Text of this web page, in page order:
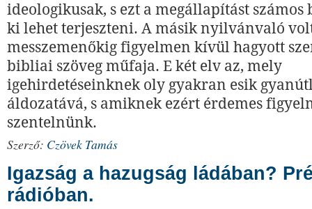
ideologikusak, s ezt a megállapítást
ki lehet terjeszteni. A másik nyilvánvaló
messzemenőkig figyelmen kívül hagyott
bibliai szöveg műfaja. E két elv az, mely
igehirdetéseinknek oly gyakran esik
áldozatává, s amiknek ezért érdemes
szentelnünk.
Szerző: Czövek Tamás
Igazság a hazugság ládában?
rádióban.